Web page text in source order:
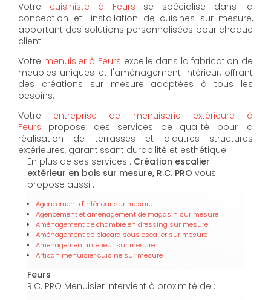
Votre cuisiniste à Feurs se spécialise dans la
conception et l'installation de cuisines sur mesure,
apportant des solutions personnalisées pour chaque
client.
Votre menuisier à Feurs excelle dans la fabrication de
meubles uniques et l'aménagement intérieur, offrant
des créations sur mesure adaptées à tous les
besoins.
Votre entreprise de menuiserie extérieure à
Feurs propose des services de qualité pour la
réalisation de terrasses et d'autres structures
extérieures, garantissant durabilité et esthétique.
En plus de ses services : Création escalier
extérieur en bois sur mesure, R.C. PRO vous
propose aussi :
Agencement d'intérieur sur mesure
Agencement et aménagement de magasin sur mesure
Aménagement de chambre en dressing sur mesure
Aménagement de placard sous escalier sur mesure
Aménagement intérieur sur mesure
Artisan menuisier cuisine sur mesure
Feurs
R.C. PRO Menuisier intervient à proximité de :